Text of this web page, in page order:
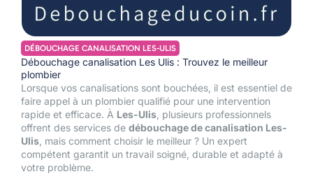
DÉBOUCHAGE CANALISATION LES-ULIS
Débouchage canalisation Les Ulis : Trouvez le meilleur
plombier
Lorsque vos canalisations sont bouchées, il est essentiel de
faire appel à un plombier qualifié pour une intervention
rapide et efficace. À Les-Ulis , plusieurs professionnels
offrent des services de débouchage de canalisation Les-
Ulis , mais comment choisir le meilleur ? Un expert
compétent garantit un travail soigné, durable et adapté à
votre problème.